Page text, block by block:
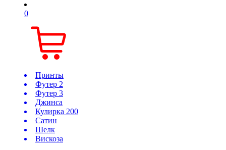
0
Принты
Футер 2
Футер 3
Джинса
Кулирка 200
Сатин
Шелк
Вискоза